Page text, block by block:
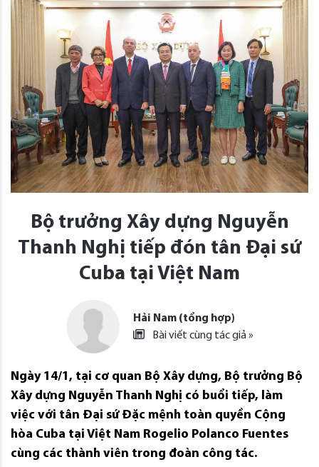
Bộ trưởng Xây dựng Nguyễn
Thanh Nghị tiếp đón tân Đại sứ
Cuba tại Việt Nam
Hải Nam (tổng hợp)
Bài viết cùng tác giả »
Ngày 14/1, tại cơ quan Bộ Xây dựng, Bộ trưởng Bộ
Xây dựng Nguyễn Thanh Nghị có buổi tiếp, làm
việc với tân Đại sứ Đặc mệnh toàn quyền Cộng
hòa Cuba tại Việt Nam Rogelio Polanco Fuentes
cùng các thành viên trong đoàn công tác.